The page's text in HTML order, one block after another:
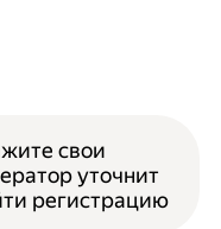
свои
уточнит
регистрацию